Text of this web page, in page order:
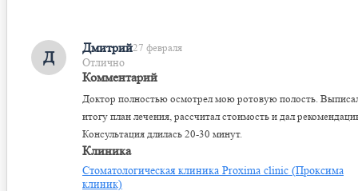
Д
Дмитрий27 февраля
Отлично
Комментарий
Доктор полностью осмотрел мою ротовую полость.
итогу план лечения, рассчитал стоимость и дал
Консультация длилась 20-30 минут.
Клиника
Стоматологическая клиника Proxima clinic (Проксима
клиник)